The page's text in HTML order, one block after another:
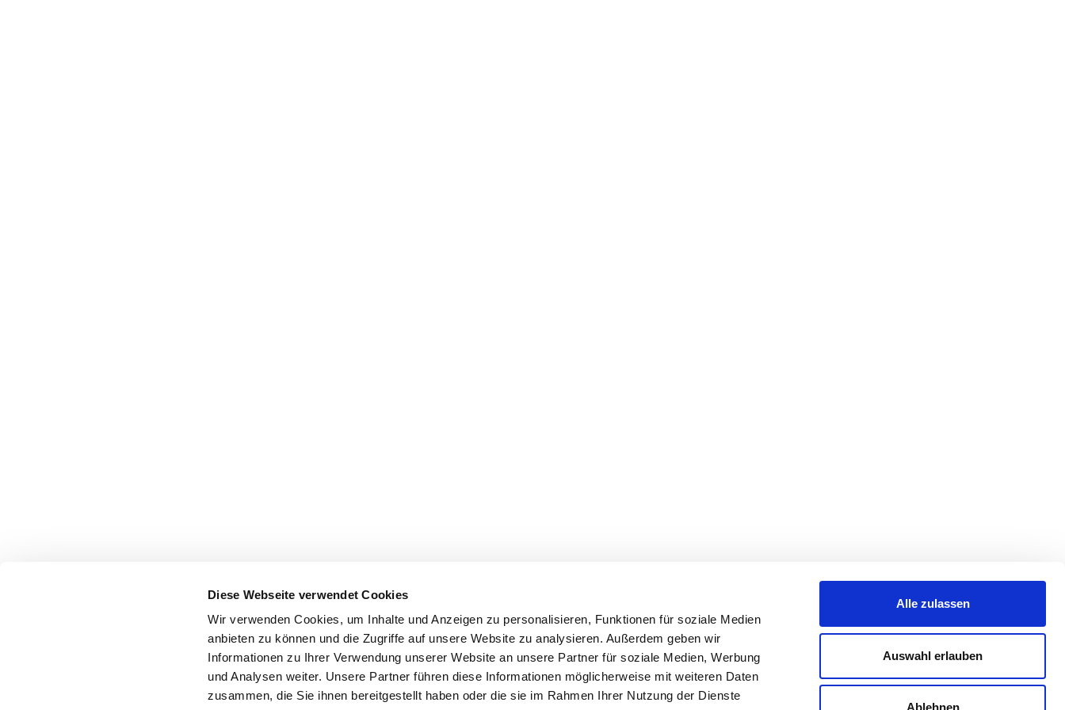
Diese Webseite verwendet Cookies
Wir verwenden Cookies, um Inhalte und Anzeigen zu personalisieren, Funktionen für soziale Medien
anbieten zu können und die Zugriffe auf unsere Website zu analysieren. Außerdem geben wir
Informationen zu Ihrer Verwendung unserer Website an unsere Partner für soziale Medien, Werbung
und Analysen weiter. Unsere Partner führen diese Informationen möglicherweise mit weiteren Daten
zusammen, die Sie ihnen bereitgestellt haben oder die sie im Rahmen Ihrer Nutzung der Dienste
Alle zulassen
Auswahl erlauben
Ablehnen